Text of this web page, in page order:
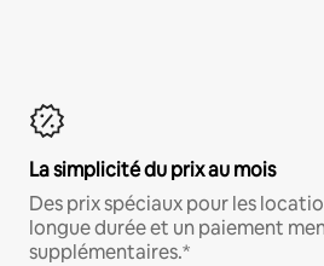
La simplicité du prix au mois
Des prix spéciaux pour les
longue durée et un paiement
supplémentaires.*